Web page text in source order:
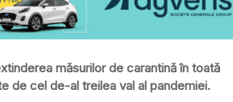
măsurilor de carantină în toată
de cel de-al treilea val al pandemiei.